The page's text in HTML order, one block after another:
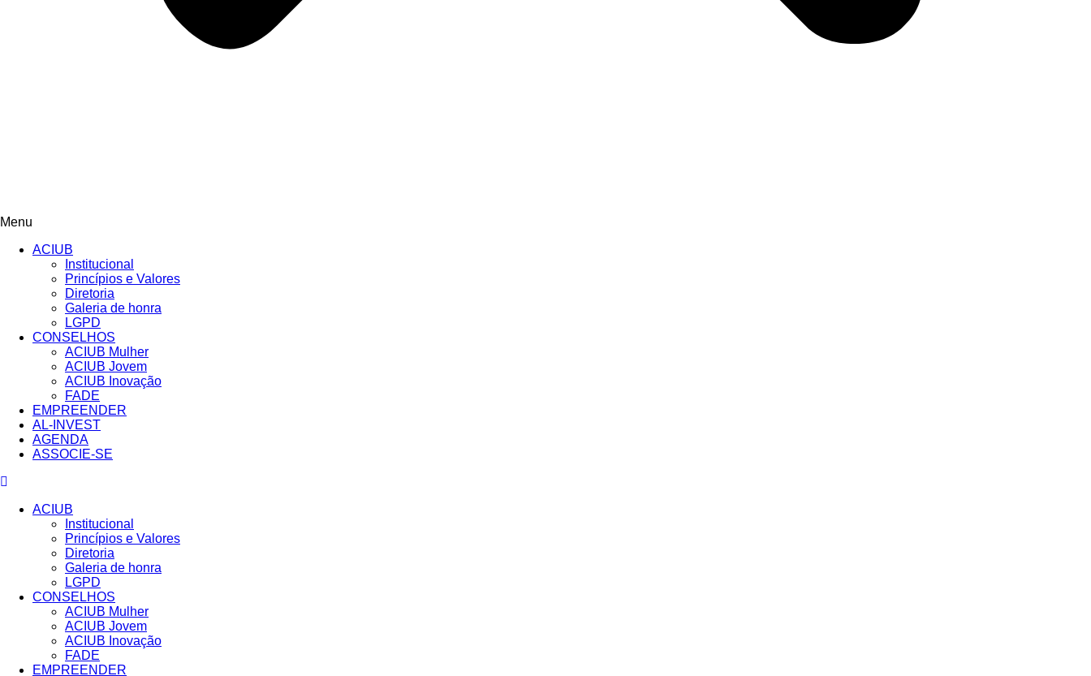
Menu
ACIUB
Institucional
Princípios e Valores​
Diretoria
Galeria de honra
LGPD
CONSELHOS
ACIUB Mulher
ACIUB Jovem
ACIUB Inovação
FADE
EMPREENDER
AL-INVEST
AGENDA
ASSOCIE-SE
ACIUB
Institucional
Princípios e Valores​
Diretoria
Galeria de honra
LGPD
CONSELHOS
ACIUB Mulher
ACIUB Jovem
ACIUB Inovação
FADE
EMPREENDER